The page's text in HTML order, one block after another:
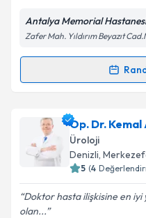
Antalya Memorial Hastanesi
Zafer Mah. Yıldırım Beyazıt
Randevu Takvimi
Prof. Dr. Erdal Kukul
oluşturun. Size bu
takvim
Op. Dr.
Üroloji
Denizli,
5 (4
Doktor hasta ilişkisine en iyi
olan...